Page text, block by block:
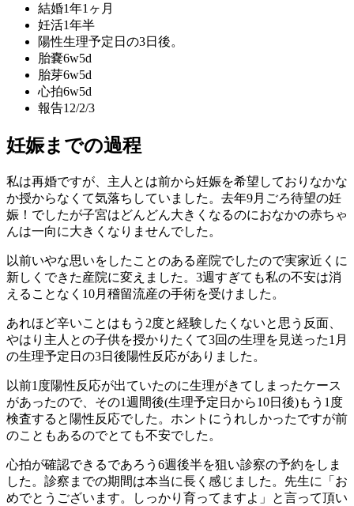
結婚1年1ヶ月
妊活1年半
陽性生理予定日の3日後。
胎嚢6w5d
胎芽6w5d
心拍6w5d
報告12/2/3
妊娠までの過程
私は再婚ですが、主人とは前から妊娠を希望しておりなかな
か授からなくて気落ちしていました。去年9月ごろ待望の妊
娠！でしたが子宮はどんどん大きくなるのにおなかの赤ちゃ
んは一向に大きくなりませんでした。
以前いやな思いをしたことのある産院でしたので実家近くに
新しくできた産院に変えました。3週すぎても私の不安は消
えることなく10月稽留流産の手術を受けました。
あれほど辛いことはもう2度と経験したくないと思う反面、
やはり主人との子供を授かりたくて3回の生理を見送った1月
の生理予定日の3日後陽性反応がありました。
以前1度陽性反応が出ていたのに生理がきてしまったケース
があったので、その1週間後(生理予定日から10日後)もう1度
検査すると陽性反応でした。ホントにうれしかったですが前
のこともあるのでとても不安でした。
心拍が確認できるであろう6週後半を狙い診察の予約をしま
した。診察までの期間は本当に長く感じました。先生に「お
めでとうございます。しっかり育ってますよ」と言って頂い